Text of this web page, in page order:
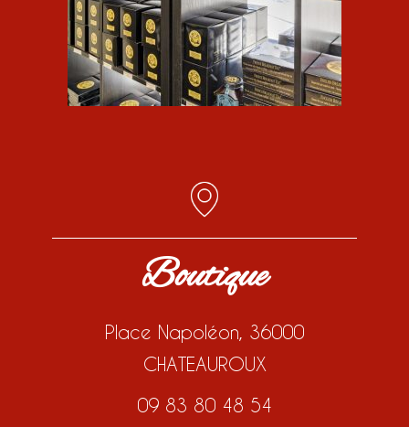
Boutique
Place Napoléon, 36000
CHATEAUROUX
09 83 80 48 54